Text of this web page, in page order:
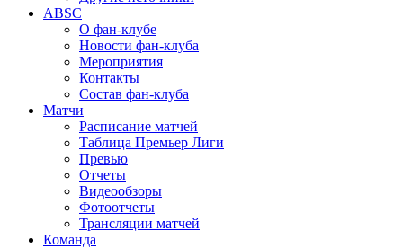
ABSC
О фан-клубе
Новости фан-клуба
Мероприятия
Контакты
Состав фан-клуба
Матчи
Расписание матчей
Таблица Премьер Лиги
Превью
Отчеты
Видеообзоры
Фотоотчеты
Трансляции матчей
Команда